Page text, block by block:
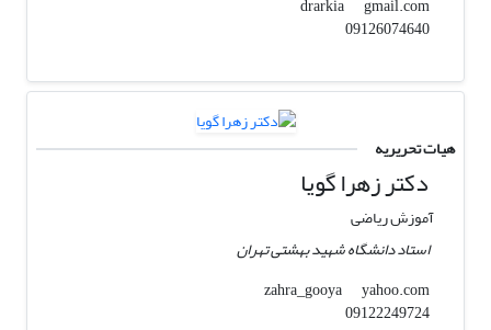
drarkia
gmail.com
09126074640
هیات تحریریه
دکتر زهرا گویا
آموزش ریاضی
استاد دانشگاه شهید بهشتی تهران
zahra_gooya
yahoo.com
09122249724